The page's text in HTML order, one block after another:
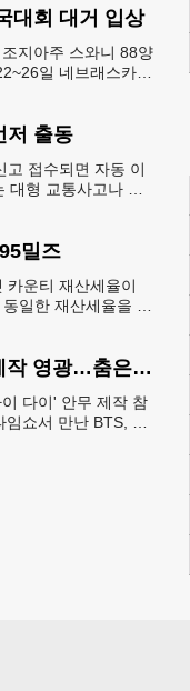
대회 대거 입상
지아주 스와니 88양
일 네브래스카주
저 출동
고 접수되면 자동 이
형 교통사고나 범
밀즈
운티 재산세율이
일한 재산세율을 유
카니 "월드컵 주제가 안무 제작 영광…춤은 국경 없는 언어"
다이' 안무 제작 참
쇼서 만난 BTS, 특